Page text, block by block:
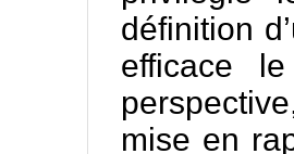
définition
efficace
mise en